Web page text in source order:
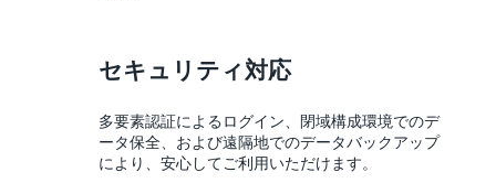
セキュリティ対応
多要素認証によるログイン、閉域構成環境でのデ
ータ保全、および遠隔地でのデータバックアップ
により、安心してご利用いただけます。